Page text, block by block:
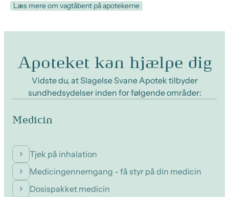
Læs mere om vagtåbent på apotekerne
Apoteket kan hjælpe dig
Vidste du, at Slagelse Svane Apotek tilbyder
sundhedsydelser inden for følgende områder:
Medicin
Tjek på inhalation
Medicingennemgang - få styr på din medicin
Dosispakket medicin